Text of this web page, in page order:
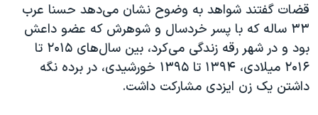
اسرائیل در جنگ
نرگس محمدی برنده جایزه نوبل صلح
همایش محافظه‌کاران آمریکا «سی‌پک»
صفحه‌های ویژه
قضات گفتند شواهد به وضوح نشان می‌دهد حسنا عرب
۳۳ ساله که با پسر خردسال و شوهرش که عضو داعش
بود و در شهر رقه زندگی می‌کرد، بین سال‌های ۲۰۱۵ تا
۲۰۱۶ میلادی، ۱۳۹۴ تا ۱۳۹۵ خورشیدی، در برده نگه
داشتن یک زن ایزدی مشارکت داشت.